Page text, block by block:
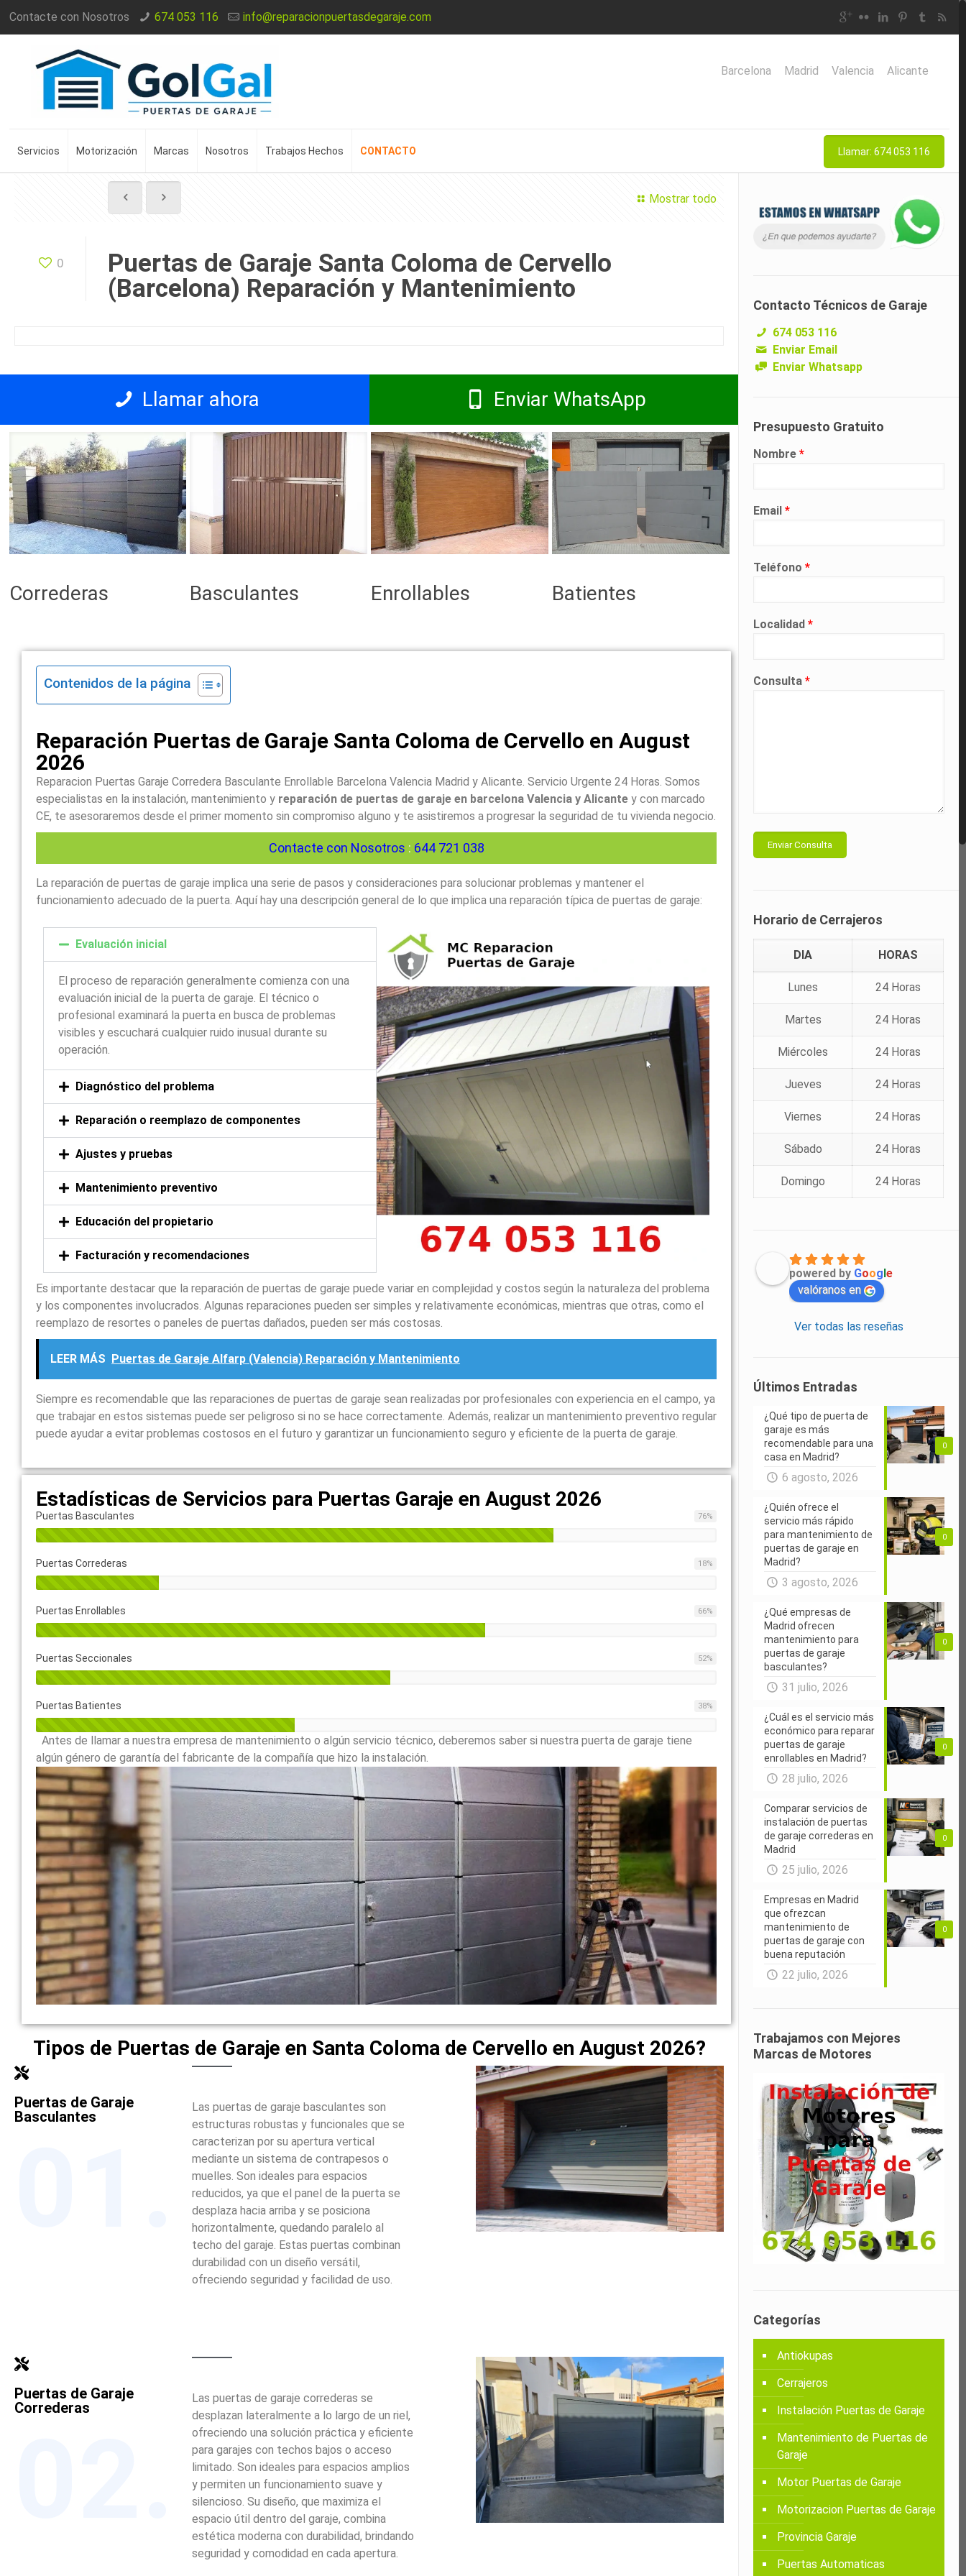
Contacte con Nosotros 674 053 116 info@reparacionpuertasdegaraje.com
Servicios Motorización Marcas Nosotros Trabajos Hechos CONTACTO
Barcelona Madrid Valencia Alicante
Llamar: 674 053 116
Mostrar todo
0
Puertas de Garaje Santa Coloma de Cervello
(Barcelona) Reparación y Mantenimiento
Llamar ahora Enviar WhatsApp
Correderas Basculantes Enrollables Batientes
Contenidos de la página
Reparación Puertas de Garaje Santa Coloma de Cervello en August
2026
Reparacion Puertas Garaje Corredera Basculante Enrollable Barcelona Valencia Madrid y Alicante. Servicio Urgente 24 Horas. Somos
especialistas en la instalación, mantenimiento y reparación de puertas de garaje en barcelona Valencia y Alicante y con marcado
CE, te asesoraremos desde el primer momento sin compromiso alguno y te asistiremos a progresar la seguridad de tu vivienda negocio.
Contacte con Nosotros : 644 721 038
La reparación de puertas de garaje implica una serie de pasos y consideraciones para solucionar problemas y mantener el
funcionamiento adecuado de la puerta. Aquí hay una descripción general de lo que implica una reparación típica de puertas de garaje:
Evaluación inicial
El proceso de reparación generalmente comienza con una
evaluación inicial de la puerta de garaje. El técnico o
profesional examinará la puerta en busca de problemas
visibles y escuchará cualquier ruido inusual durante su
operación.
Diagnóstico del problema
Reparación o reemplazo de componentes
Ajustes y pruebas
Mantenimiento preventivo
Educación del propietario
Facturación y recomendaciones
Es importante destacar que la reparación de puertas de garaje puede variar en complejidad y costos según la naturaleza del problema
y los componentes involucrados. Algunas reparaciones pueden ser simples y relativamente económicas, mientras que otras, como el
reemplazo de resortes o paneles de puertas dañados, pueden ser más costosas.
LEER MÁS Puertas de Garaje Alfarp (Valencia) Reparación y Mantenimiento
Siempre es recomendable que las reparaciones de puertas de garaje sean realizadas por profesionales con experiencia en el campo, ya
que trabajar en estos sistemas puede ser peligroso si no se hace correctamente. Además, realizar un mantenimiento preventivo regular
puede ayudar a evitar problemas costosos en el futuro y garantizar un funcionamiento seguro y eficiente de la puerta de garaje.
Estadísticas de Servicios para Puertas Garaje en August 2026
Puertas Basculantes 76%
Puertas Correderas 18%
Puertas Enrollables 66%
Puertas Seccionales 52%
Puertas Batientes 38%
Antes de llamar a nuestra empresa de mantenimiento o algún servicio técnico, deberemos saber si nuestra puerta de garaje tiene
algún género de garantía del fabricante de la compañía que hizo la instalación.
Tipos de Puertas de Garaje en Santa Coloma de Cervello en August 2026?
Puertas de Garaje
Basculantes
Las puertas de garaje basculantes son
estructuras robustas y funcionales que se
caracterizan por su apertura vertical
mediante un sistema de contrapesos o
muelles. Son ideales para espacios
reducidos, ya que el panel de la puerta se
desplaza hacia arriba y se posiciona
horizontalmente, quedando paralelo al
techo del garaje. Estas puertas combinan
durabilidad con un diseño versátil,
ofreciendo seguridad y facilidad de uso.
Puertas de Garaje
Correderas
Las puertas de garaje correderas se
desplazan lateralmente a lo largo de un riel,
ofreciendo una solución práctica y eficiente
para garajes con techos bajos o acceso
limitado. Son ideales para espacios amplios
y permiten un funcionamiento suave y
silencioso. Su diseño, que maximiza el
espacio útil dentro del garaje, combina
estética moderna con durabilidad, brindando
seguridad y comodidad en cada apertura.
Contacto Técnicos de Garaje
674 053 116
Enviar Email
Enviar Whatsapp
Presupuesto Gratuito
Nombre*
Email*
Teléfono*
Localidad*
Consulta*
Horario de Cerrajeros
DIA HORAS
Lunes 24 Horas
Martes 24 Horas
Miércoles 24 Horas
Jueves 24 Horas
Viernes 24 Horas
Sábado 24 Horas
Domingo 24 Horas
powered by Google
valóranos en
Ver todas las reseñas
Últimos Entradas
0
¿Qué tipo de puerta de
garaje es más
recomendable para una
casa en Madrid?
6 agosto, 2026
0
¿Quién ofrece el
servicio más rápido
para mantenimiento de
puertas de garaje en
Madrid?
3 agosto, 2026
0
¿Qué empresas de
Madrid ofrecen
mantenimiento para
puertas de garaje
basculantes?
31 julio, 2026
0
¿Cuál es el servicio más
económico para reparar
puertas de garaje
enrollables en Madrid?
28 julio, 2026
0
Comparar servicios de
instalación de puertas
de garaje correderas en
Madrid
25 julio, 2026
0
Empresas en Madrid
que ofrezcan
mantenimiento de
puertas de garaje con
buena reputación
22 julio, 2026
Trabajamos con Mejores
Marcas de Motores
Categorías
Antiokupas
Cerrajeros
Instalación Puertas de Garaje
Mantenimiento de Puertas de
Garaje
Motor Puertas de Garaje
Motorizacion Puertas de Garaje
Provincia Garaje
Puertas Automaticas